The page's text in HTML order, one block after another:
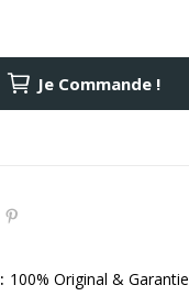
Je Commande !
100% Original & Garantie